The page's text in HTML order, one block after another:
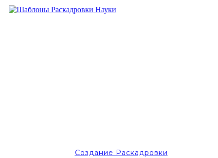
Создание Раскадровки